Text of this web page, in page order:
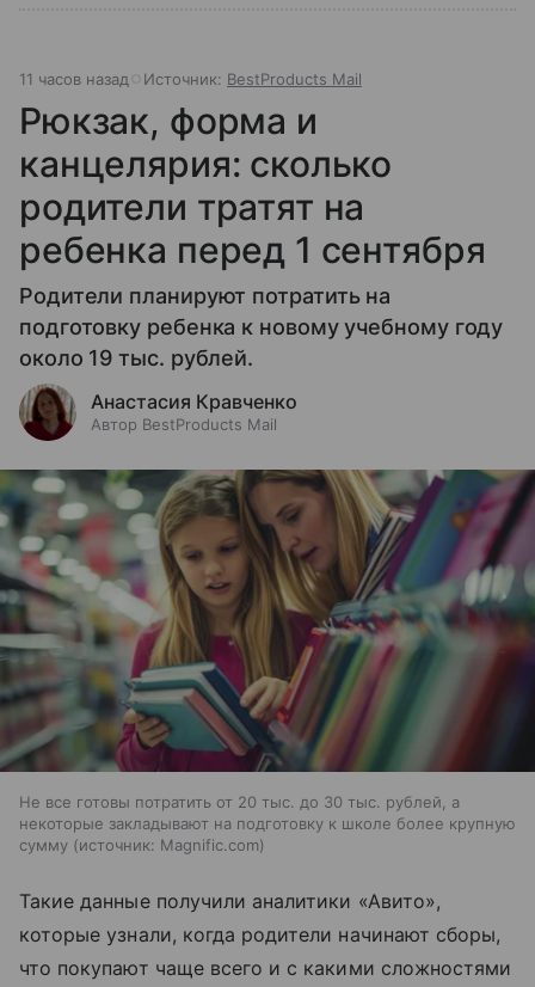
11 часов назад Источник: BestProducts Mail
Рюкзак, форма и
канцелярия: сколько
родители тратят на
ребенка перед 1 сентября
Родители планируют потратить на
подготовку ребенка к новому учебному году
около 19 тыс. рублей.
Анастасия Кравченко
Автор BestProducts Mail
Не все готовы потратить от 20 тыс. до 30 тыс. рублей, а
некоторые закладывают на подготовку к школе более крупную
сумму
источник: Magnific.com
Такие данные получили аналитики «Авито»,
которые узнали, когда родители начинают сборы,
что покупают чаще всего и с какими сложностями